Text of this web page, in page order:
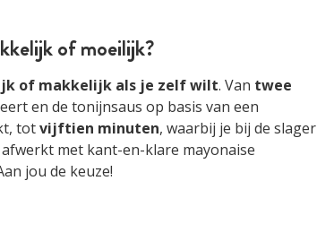
of moeilijk?
of makkelijk als je zelf wilt. Van twee
en de tonijnsaus op basis van een
totvijftien minuten, waarbij je bij de slager
met kant-en-klare mayonaise
jou de keuze!